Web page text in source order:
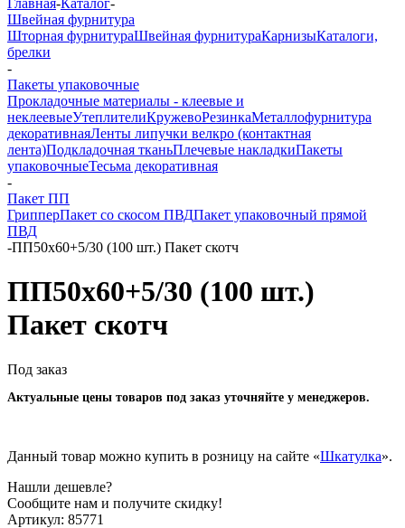
Главная-Каталог-
Швейная фурнитура
Шторная фурнитураШвейная фурнитураКарнизыКаталоги,
брелки
-
Пакеты упаковочные
Прокладочные материалы - клеевые и
неклеевыеУтеплителиКружевоРезинкаМеталлофурнитура
декоративнаяЛенты липучки велкро (контактная
лента)Подкладочная тканьПлечевые накладкиПакеты
упаковочныеТесьма декоративная
-
Пакет ПП
ГрипперПакет со скосом ПВДПакет упаковочный прямой
ПВД
-ПП50x60+5/30 (100 шт.) Пакет скотч
ПП50x60+5/30 (100 шт.)
Пакет скотч
Под заказ
Актуальные цены товаров под заказ уточняйте у менеджеров.
Данный товар можно купить в розницу на сайте «Шкатулка».
Нашли дешевле?
Сообщите нам и получите скидку!
Артикул: 85771